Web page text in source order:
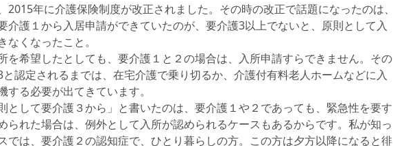
2015年に介護保険制度が改正されました。その時の改正で話題になったのは、
介護１から入居申請ができていたのが、要介護3以上でないと、原則として入
なくなったこと。
を希望したとしても、要介護１と２の場合は、入所申請すらできません。その
認定されるまでは、在宅介護で乗り切るか、介護付有料老人ホームなどに入
する必要が出てきています。
として要介護３から」と書いたのは、要介護１や２であっても、緊急性を要す
られた場合は、例外として入所が認められるケースもあるからです。私が知っ
では、要介護２の認知症で、ひとり暮らしの方。この方は夕方以降になると徘